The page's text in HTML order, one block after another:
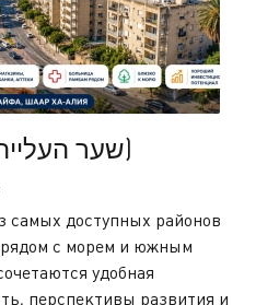
Шаар ха-Алия (שער העלייה)
доступных районов
с морем и южным
удобная
перспективы развития и